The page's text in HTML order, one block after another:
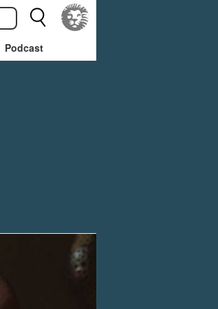
Podcast